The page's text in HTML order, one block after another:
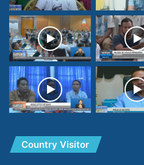
Country Visitor